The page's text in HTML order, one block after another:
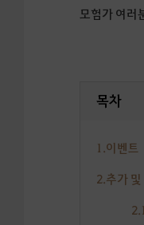
모험가 여러
목차
1.이벤트
2.추가